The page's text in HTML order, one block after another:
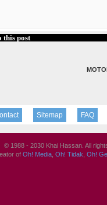
this post
Sitemap FAQ
© 1988 - 2030 Khai Hassan. All
of Oh! Media Oh! Tidak Oh!